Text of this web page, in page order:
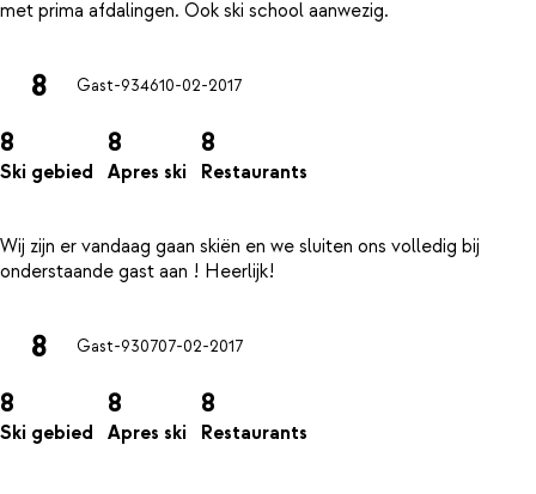
8 Gast-934610-02-2017
8
Ski gebied
8
Apres ski
8
Restaurants
Wij zijn er vandaag gaan skiën en we sluiten ons volledig bij
8 Gast-930707-02-2017
8
Ski gebied
8
Apres ski
8
Restaurants